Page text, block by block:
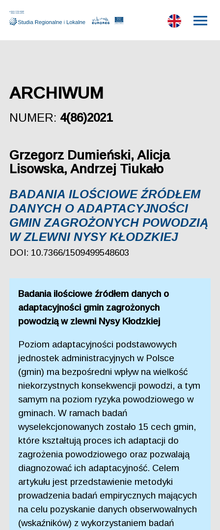
ARCHIWUM
NUMER: 4(86)2021
Grzegorz Dumieński, Alicja
Lisowska, Andrzej Tiukało
BADANIA ILOŚCIOWE ŹRÓDŁEM
DANYCH O ADAPTACYJNOŚCI
GMIN ZAGROŻONYCH POWODZIĄ
W ZLEWNI NYSY KŁODZKIEJ
DOI: 10.7366/1509499548603
Badania ilościowe źródłem danych o
adaptacyjności gmin zagrożonych
powodzią w zlewni Nysy Kłodzkiej
Poziom adaptacyjności podstawowych
jednostek administracyjnych w Polsce
(gmin) ma bezpośredni wpływ na wielkość
niekorzystnych konsekwencji powodzi, a tym
samym na poziom ryzyka powodziowego w
gminach. W ramach badań
wyselekcjonowanych zostało 15 cech gmin,
które kształtują proces ich adaptacji do
zagrożenia powodziowego oraz pozwalają
diagnozować ich adaptacyjność. Celem
artykułu jest przedstawienie metodyki
prowadzenia badań empirycznych mających
na celu pozyskanie danych obserwowalnych
(wskaźników) z wykorzystaniem badań